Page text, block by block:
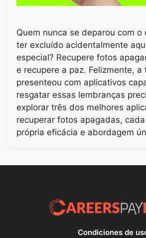
Quem nunca se deparou com o
ter excluído acidentalmente
especial? Recupere fotos
e recupere a paz. Felizmente, a
presenteou com aplicativos
resgatar essas lembranças
explorar três dos melhores
recuperar fotos apagadas,
própria eficácia e abordagem
Condiciones de